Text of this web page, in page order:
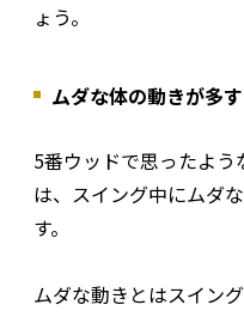
ょう。
ムダな体の動きが多
5番ウッドで思ったよ
は、スイング中にムダ
す。
ムダな動きとはスイン